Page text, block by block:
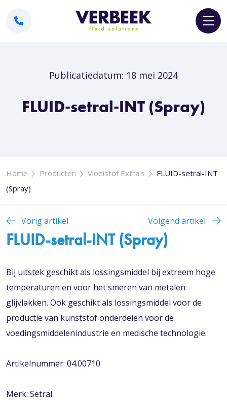
Publicatiedatum: 18 mei 2024
FLUID-setral-INT (Spray)
Home Producten Vloeistof Extra's
FLUID-setral-INT
(Spray)
Vorig artikel Volgend artikel
FLUID-setral-INT (Spray)
Bij uitstek geschikt als lossingsmiddel bij extreem hoge
temperaturen en voor het smeren van metalen
glijvlakken. Ook geschikt als lossingsmiddel voor de
productie van kunststof onderdelen voor de
voedingsmiddelenindustrie en medische technologie.
Artikelnummer: 04.00710
Merk: Setral